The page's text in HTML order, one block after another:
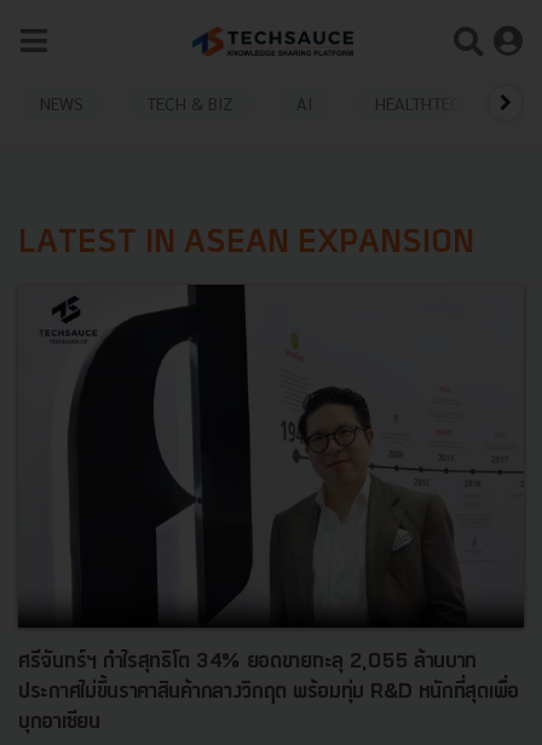
NEWS TECH & BIZ AI HEALTHTECH
LATEST IN ASEAN EXPANSION
ศรีจันทร์ฯ กำไรสุทธิโต 34% ยอดขายทะลุ 2,055 ล้านบาท
ประกาศไม่ขึ้นราคาสินค้ากลางวิกฤต พร้อมทุ่ม R&D หนักที่สุดเพื่อ
บุกอาเซียน